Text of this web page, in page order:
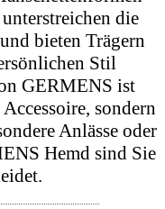
Geschichte, die
GERMENS baut
bringt sie mit
in die
Hemd Gelb